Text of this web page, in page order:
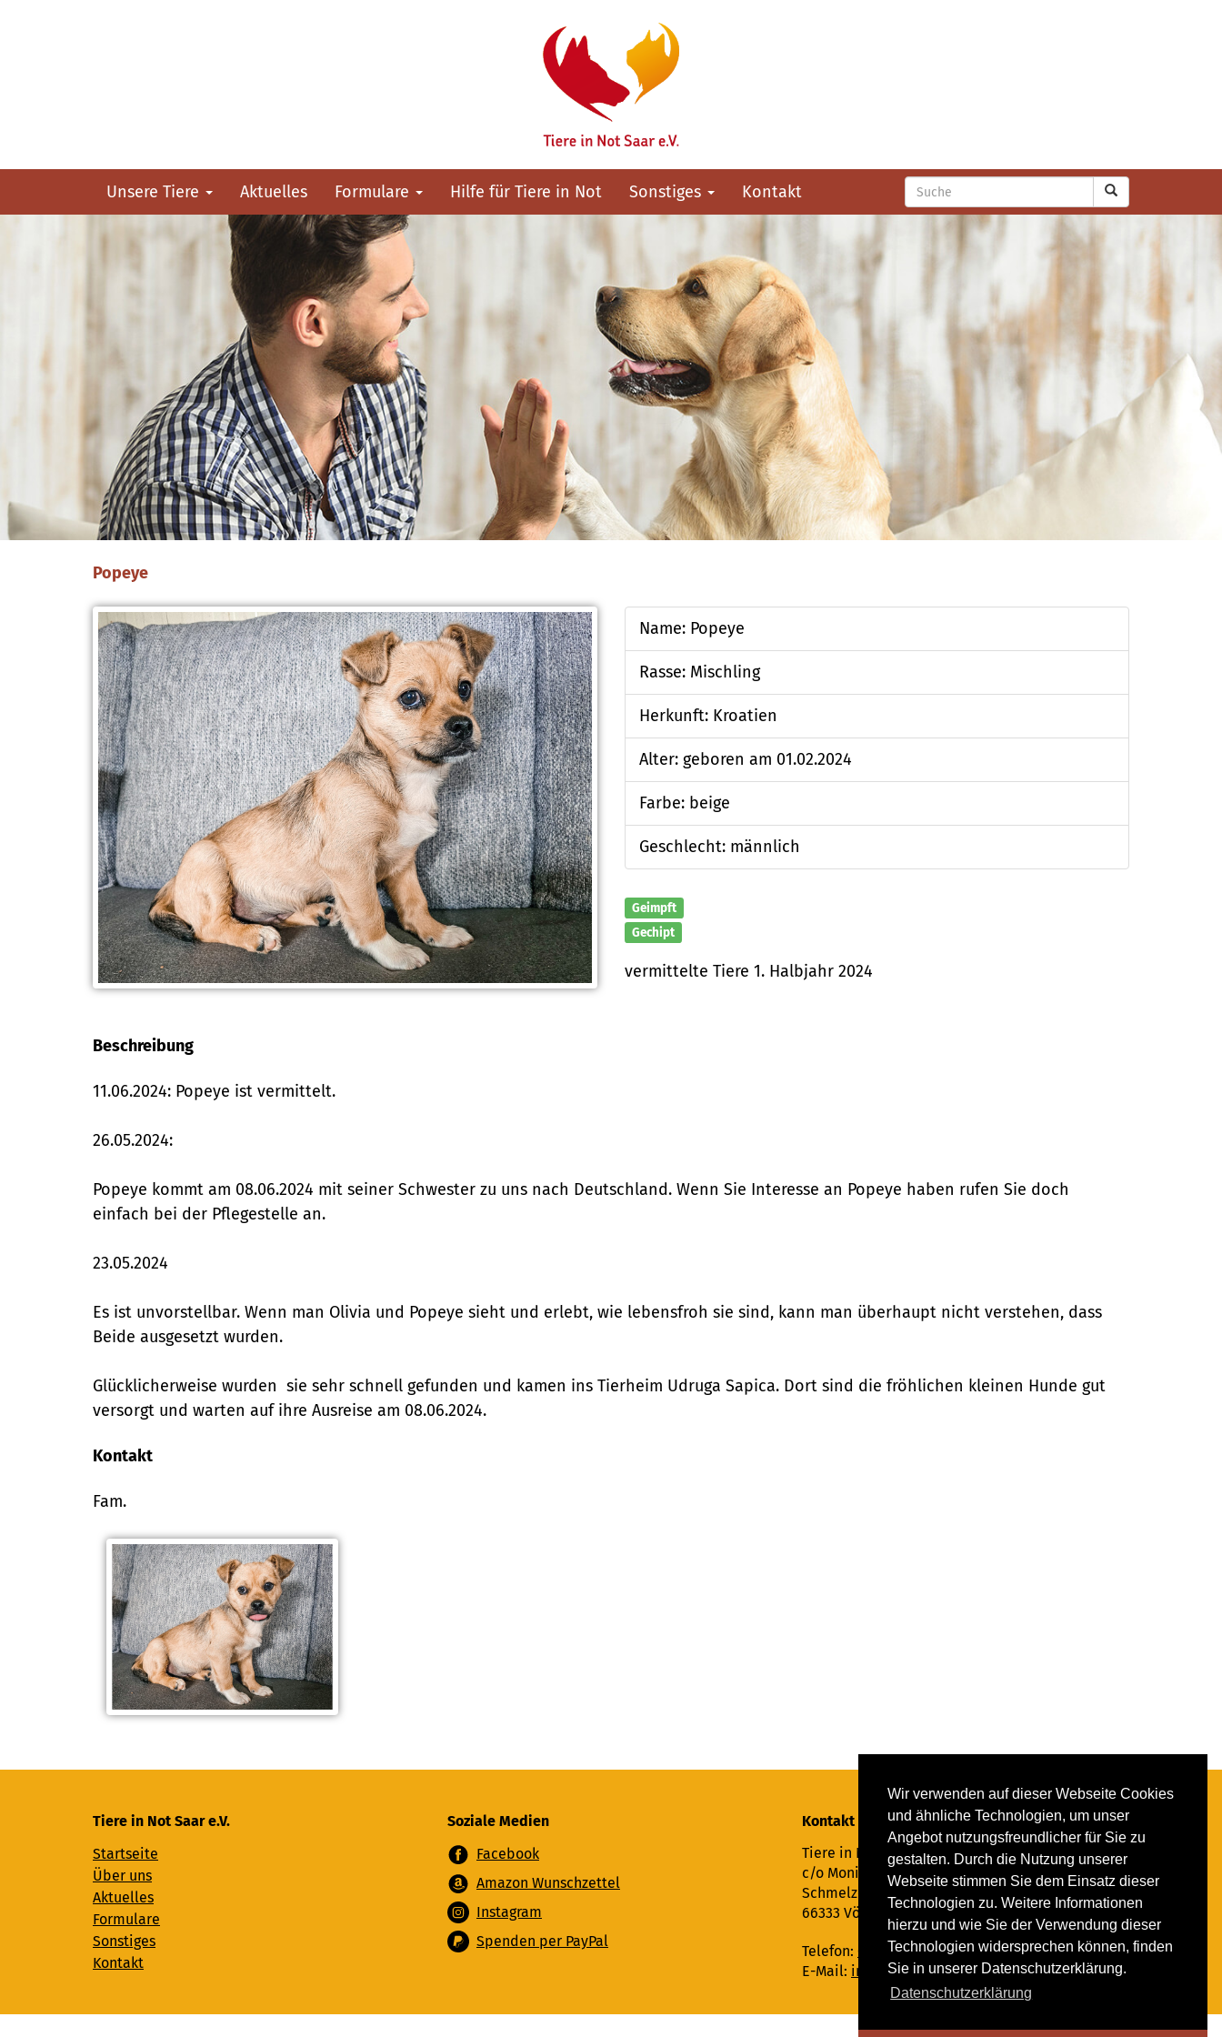
Wir verwenden auf dieser Webseite Cookies
und ähnliche Technologien, um unser
Angebot nutzungsfreundlicher für Sie zu
gestalten. Durch die Nutzung unserer
Webseite stimmen Sie dem Einsatz dieser
Technologien zu. Weitere Informationen
hierzu und wie Sie der Verwendung dieser
Technologien widersprechen können, finden
Sie in unserer Datenschutzerklärung.
Datenschutzerklärung
Unsere Tiere Aktuelles Formulare Hilfe für Tiere in Not Sonstiges Kontakt
Popeye
Name: Popeye
Rasse: Mischling
Herkunft: Kroatien
Alter: geboren am 01.02.2024
Farbe: beige
Geschlecht: männlich
Geimpft
Gechipt
vermittelte Tiere 1. Halbjahr 2024
Beschreibung
11.06.2024: Popeye ist vermittelt.
26.05.2024:
Popeye kommt am 08.06.2024 mit seiner Schwester zu uns nach Deutschland. Wenn Sie Interesse an Popeye haben rufen Sie doch
einfach bei der Pflegestelle an.
23.05.2024
Es ist unvorstellbar. Wenn man Olivia und Popeye sieht und erlebt, wie lebensfroh sie sind, kann man überhaupt nicht verstehen, dass
Beide ausgesetzt wurden.
Glücklicherweise wurden sie sehr schnell gefunden und kamen ins Tierheim Udruga Sapica. Dort sind die fröhlichen kleinen Hunde gut
versorgt und warten auf ihre Ausreise am 08.06.2024.
Kontakt
Fam.
Tiere in Not Saar e.V.
Startseite
Über uns
Aktuelles
Formulare
Sonstiges
Kontakt
Soziale Medien
Facebook
Amazon Wunschzettel
Instagram
Spenden per PayPal
Kontakt
Tiere in Not Saar e.V.
c/o Monika Ewen
Schmelzer Straße 22
66333 Völklingen
Telefon: 06898 294862
E-Mail: info@tiere-in-not-saar.de